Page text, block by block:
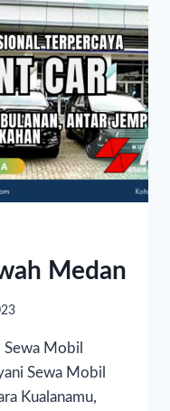
Medan
Mobil
Sewa Mobil
Kualanamu,